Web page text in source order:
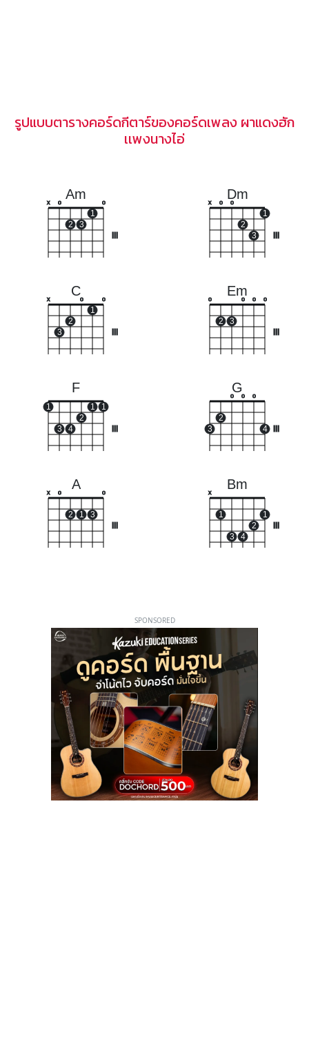
รูปแบบตารางคอร์ดกีตาร์ของคอร์ดเพลง ผาแดงฮัก
เเพงนางไอ่
Am
x o
2 3
1
o
Dm
x o o
2
3
1
C
x
3
2
o
1
o
Em
o
2 3
o o o
F
1
3 4
2
1 1
G
3
2
o o o
4
A
x o
2 1 3
o
Bm
x
1
3 4
2
1
SPONSORED